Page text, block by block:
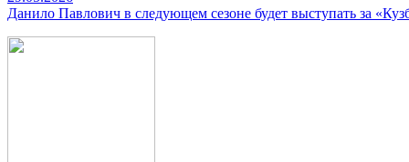
Данило Павлович в следующем сезоне будет выступать за